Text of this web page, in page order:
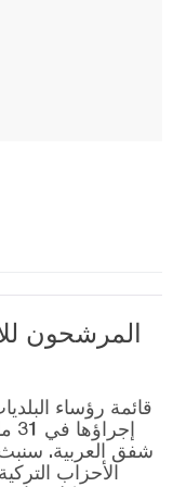
قائمة رؤساء
شفق العربية.